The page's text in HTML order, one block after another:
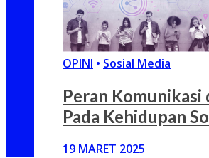
OPINI • Sosial Media
Peran Komunikasi
Pada Kehidupan
19 MARET 2025